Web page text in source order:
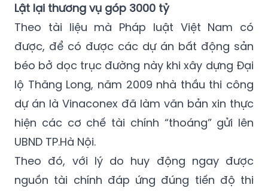
Lật lại thương vụ góp 3000 tỷ
Theo tài liệu mà Pháp luật Việt Nam có
được, để có được các dự án bất động sản
béo bở dọc trục đường này khi xây dựng Đại
lộ Thăng Long, năm 2009 nhà thầu thi công
dự án là Vinaconex đã làm văn bản xin thực
hiện các cơ chế tài chính “thoáng” gửi lên
UBND TP.Hà Nội.
Theo đó, với lý do huy động ngay được
nguồn tài chính đáp ứng đúng tiến độ thi